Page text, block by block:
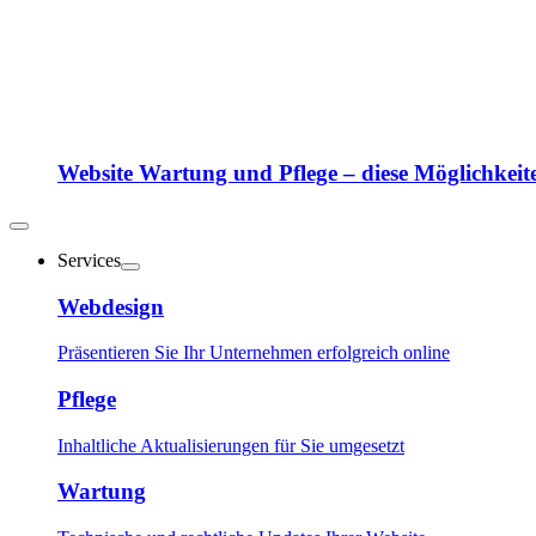
Website Wartung und Pflege – diese
Services
Webdesign
Präsentieren Sie Ihr Unternehmen erfolgreich online
Pflege
Inhaltliche Aktualisierungen für Sie umgesetzt
Wartung